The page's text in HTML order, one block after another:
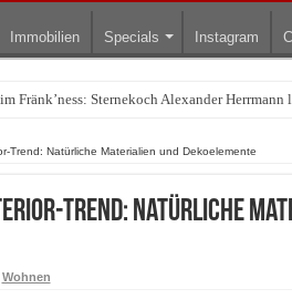
Immobilien Specials Instagram
gerade zum Treffpunkt der Lingerie-
Trend: Natürliche Materialien und Dekoelemente
Trend: Natürliche
Wohnen